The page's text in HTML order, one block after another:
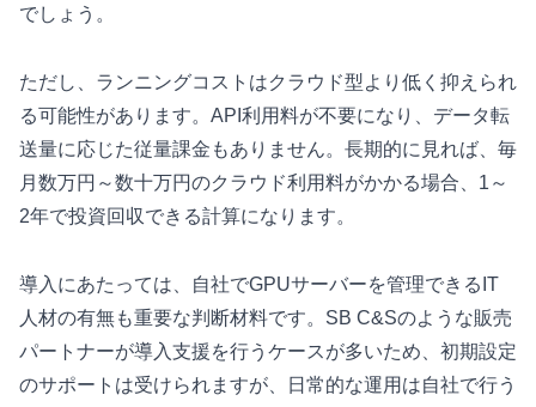
でしょう。
ただし、ランニングコストはクラウド型より低く抑えられ
る可能性があります。API利用料が不要になり、データ転
送量に応じた従量課金もありません。長期的に見れば、毎
月数万円～数十万円のクラウド利用料がかかる場合、1～
2年で投資回収できる計算になります。
導入にあたっては、自社でGPUサーバーを管理できるIT
人材の有無も重要な判断材料です。SB C&Sのような販売
パートナーが導入支援を行うケースが多いため、初期設定
のサポートは受けられますが、日常的な運用は自社で行う